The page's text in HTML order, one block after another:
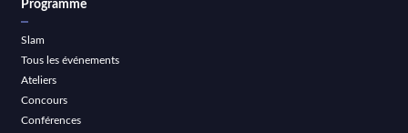
Programme
Slam
Tous les événements
Ateliers
Concours
Conférences